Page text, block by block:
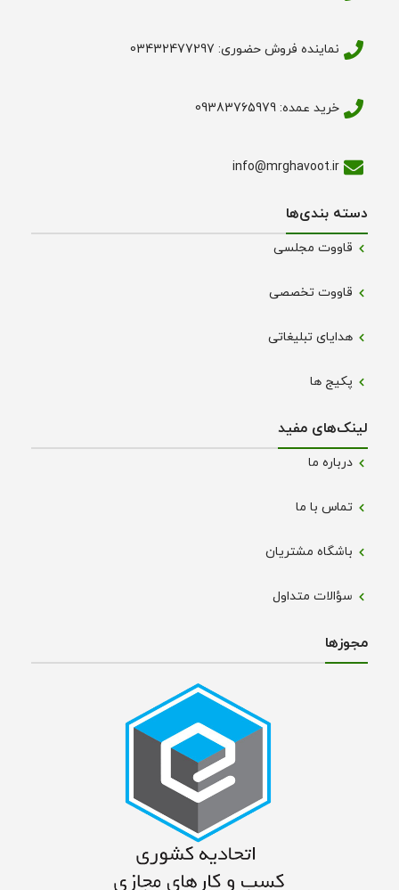
نماینده فروش حضوری: 03432477297
خرید عمده: 09383765979
info@mrghavoot.ir
دسته بندی‌ها
قاووت مجلسی
قاووت تخصصی
هدایای تبلیغاتی
پکیج ها
لینک‌های مفید
درباره ما
تماس با ما
باشگاه مشتریان
سؤالات متداول
مجوز‌ها